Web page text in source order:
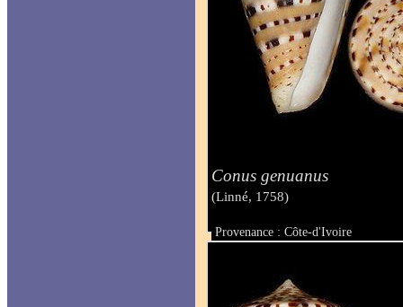
Conus genuanus
(Linné, 1758)
Provenance : Côte-d'Ivoire
Taille : 52.1 mm